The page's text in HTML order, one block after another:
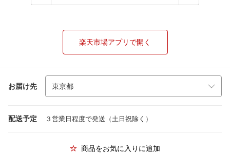
楽天市場アプリで開く
お届け先
配送予定 ３営業日程度で発送（土日祝除く）
商品をお気に入りに追加